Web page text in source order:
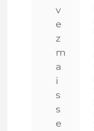
v
e
z
m
a
i
s
s
e